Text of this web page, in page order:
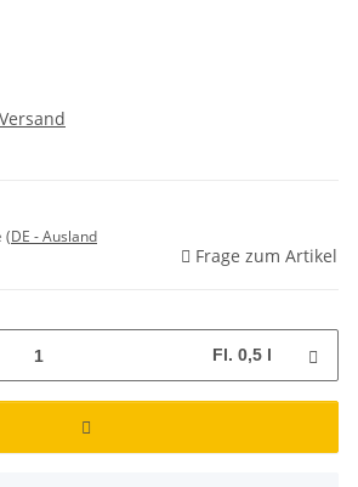
Versand
(DE - Ausland
Frage zum Artikel
Fl. 0,5 l